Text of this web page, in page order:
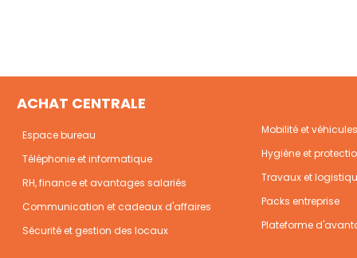
ACHAT CENTRALE
Espace bureau
Téléphonie et informatique
RH, finance et avantages salariés
Communication et cadeaux d'affaires
Sécurité et gestion des locaux
Mobilité et véhicules
Hygiène et
Travaux et
Packs entreprise
Plateforme